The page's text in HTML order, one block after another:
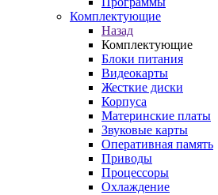
Комплектующие
Назад
Комплектующие
Блоки питания
Видеокарты
Жесткие диски
Корпуса
Материнские платы
Звуковые карты
Оперативная память
Приводы
Процессоры
Охлаждение